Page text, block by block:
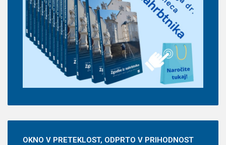
OKNO V PRETEKLOST, ODPRTO V PRIHODNOST